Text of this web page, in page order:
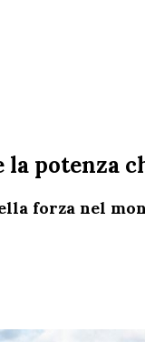
potenza
forza nel